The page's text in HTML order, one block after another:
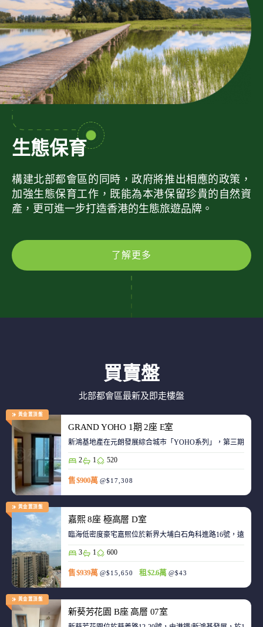
生態保育
構建北部都會區的同時，政府將推出相應的政策，
加強生態保育工作，既能為本港保留珍貴的自然資
產，更可進一步打造香港的生態旅遊品牌。
了解更多
買賣盤
北部都會區最新及即走樓盤
黃金置頂盤
GRAND YOHO 1期 2座 E室
2 1 520
售 $900萬 @$17,308
黃金置頂盤
嘉熙 8座 極高層 D室
臨海低密度豪宅嘉熙位於新界大埔白石角科進路16號，遠離
3 1 600
售 $939萬 @$15,650 租 $2.6萬 @$43
黃金置頂盤
新葵芳花園 B座 高層 07室